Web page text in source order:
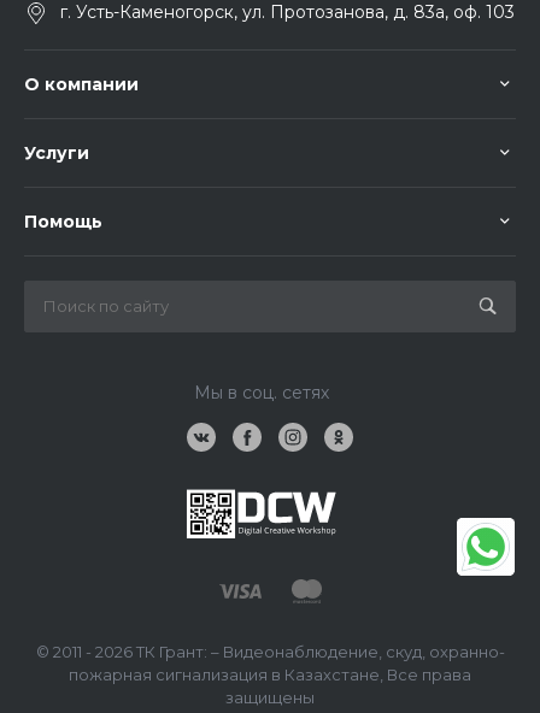
г. Усть-Каменогорск, ул. Протозанова, д. 83а, оф. 103
О компании
Услуги
Помощь
Мы в соц. сетях
© 2011 - 2026 ТК Грант: – Видеонаблюдение, скуд, охранно-
пожарная сигнализация в Казахстане, Все права
защищены